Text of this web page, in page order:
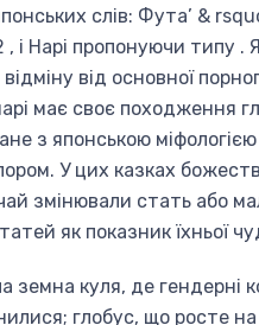
слів: Фута’ &
, і Нарі пропонуючи типу .
від основної
має своє походження
з японською
У цих казках
змінювали стать або
як показник їхньої
земна куля, де гендерні
глобус, що росте на